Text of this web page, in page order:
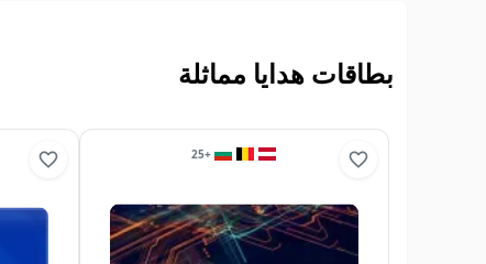
بطاقات هدايا مماثلة
+
25